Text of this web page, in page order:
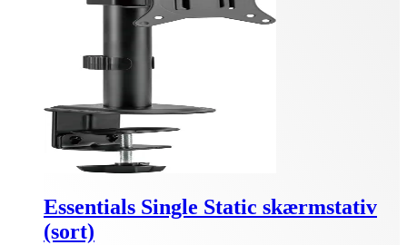
Essentials Single Static skærmstativ
(sort)